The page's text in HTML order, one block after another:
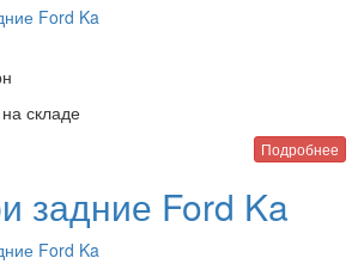
складе
Подробнее
задние Ford Ka